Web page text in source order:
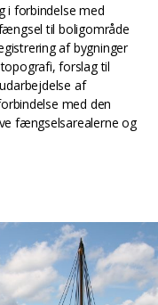
i forbindelse med
til boligområde
af bygninger
forslag til
af
med den
fængselsarealerne og